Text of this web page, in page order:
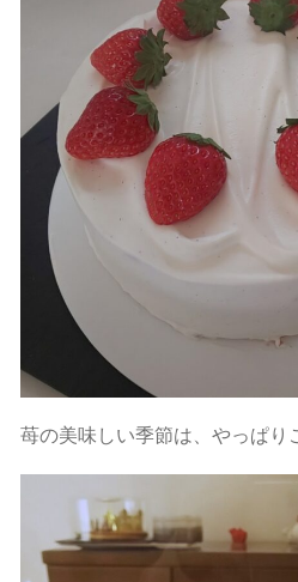
苺の美味しい季節は、やっぱ